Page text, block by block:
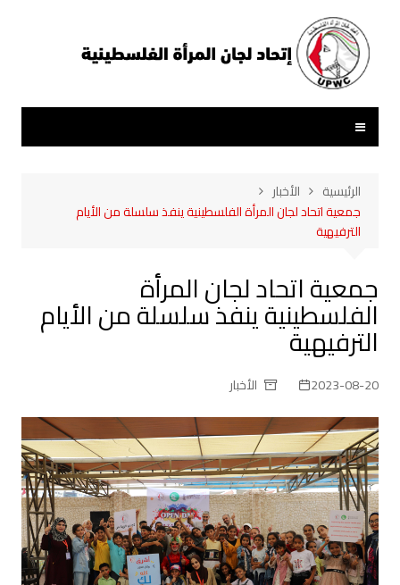
المحتوى
الرئيسية
الأخبار
جمعية اتحاد لجان المرأة الفلسطينية ينفذ سلسلة من الأيام
الترفيهية
جمعية اتحاد لجان المرأة
الفلسطينية ينفذ سلسلة من الأيام
الترفيهية
2023-08-20 الأخبار